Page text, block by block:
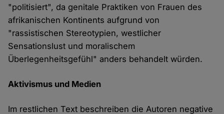
"politisiert", da genitale Praktiken von Frauen des
afrikanischen Kontinents aufgrund von
"rassistischen Stereotypien, westlicher
Sensationslust und moralischem
Überlegenheitsgefühl" anders behandelt würden.
Aktivismus und Medien
Im restlichen Text beschreiben die Autoren negative